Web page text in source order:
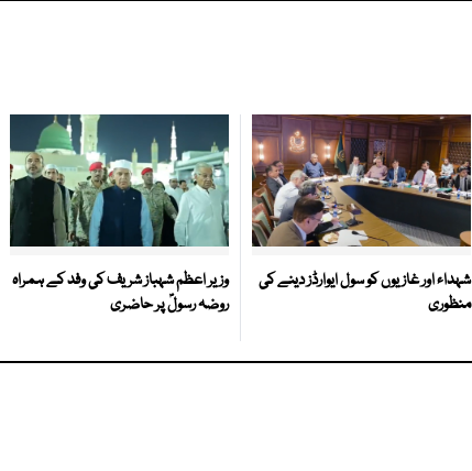
شہداء اور غازیوں کو سول ایوارڈز دینے کی
منظوری
وزیر اعظم شہباز شریف کی وفد کے ہمراہ
روضہ رسولؐ پر حاضری